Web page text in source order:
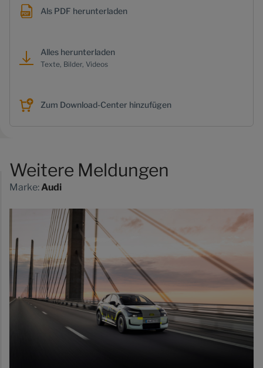
Als PDF herunterladen
Alles herunterladen
Texte, Bilder, Videos
Zum Download-Center hinzufügen
Weitere Meldungen
Marke:Audi